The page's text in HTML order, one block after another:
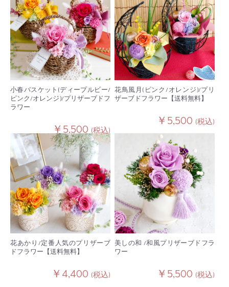
小春バスケット(ディープルビー/
ピンク/オレンジ)/プリザーブドフ
ラワー
￥5,500 (税込)
花鳥風月(ピンク/オレンジ)/プリ
ザーブドフラワー【送料無料】
￥5,500 (税込)
花あかり/定番人気のプリザーブ
ドフラワー【送料無料】
￥4,400 (税込)
美しの和 /和風プリザーブドフラ
ワー
￥5,500 (税込)